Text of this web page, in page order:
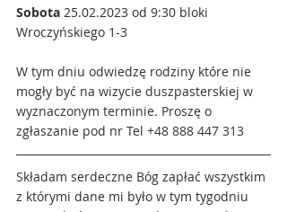
Sobota 25.02.2023 od 9:30 bloki
Wroczyńskiego 1-3
W tym dniu odwiedzę rodziny które nie
mogły być na wizycie duszpasterskiej w
wyznaczonym terminie. Proszę o
zgłaszanie pod nr Tel +48 888 447 313
Składam serdeczne Bóg zapłać wszystkim
z którymi dane mi było w tym tygodniu